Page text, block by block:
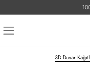
3D Duvar